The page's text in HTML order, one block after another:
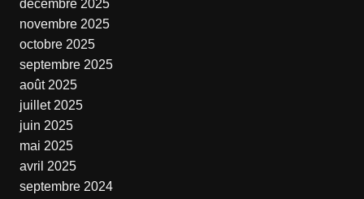
décembre 2025
novembre 2025
octobre 2025
septembre 2025
août 2025
juillet 2025
juin 2025
mai 2025
avril 2025
septembre 2024